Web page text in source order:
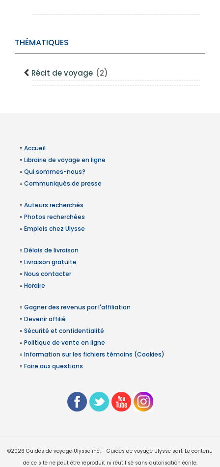
THÉMATIQUES
Récit de voyage (2)
» Accueil
» Librairie de voyage en ligne
» Qui sommes-nous?
» Communiqués de presse
» Auteurs recherchés
» Photos recherchées
» Emplois chez Ulysse
» Délais de livraison
» Livraison gratuite
» Nous contacter
» Horaire
» Gagner des revenus par l'affiliation
» Devenir affilié
» Sécurité et confidentialité
» Politique de vente en ligne
» Information sur les fichiers témoins (Cookies)
» Foire aux questions
©2026 Guides de voyage Ulysse inc. - Guides de voyage Ulysse sarl. Le contenu
de ce site ne peut être reproduit ni réutilisé sans autorisation écrite.